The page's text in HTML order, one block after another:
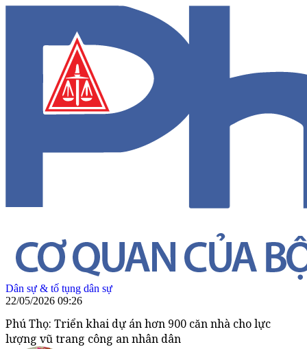
Dân sự & tố tụng dân sự
22/05/2026 09:26
Phú Thọ: Triển khai dự án hơn 900 căn nhà cho lực
lượng vũ trang công an nhân dân